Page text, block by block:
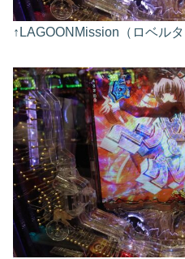
↑LAGOONMission（ロベルタ